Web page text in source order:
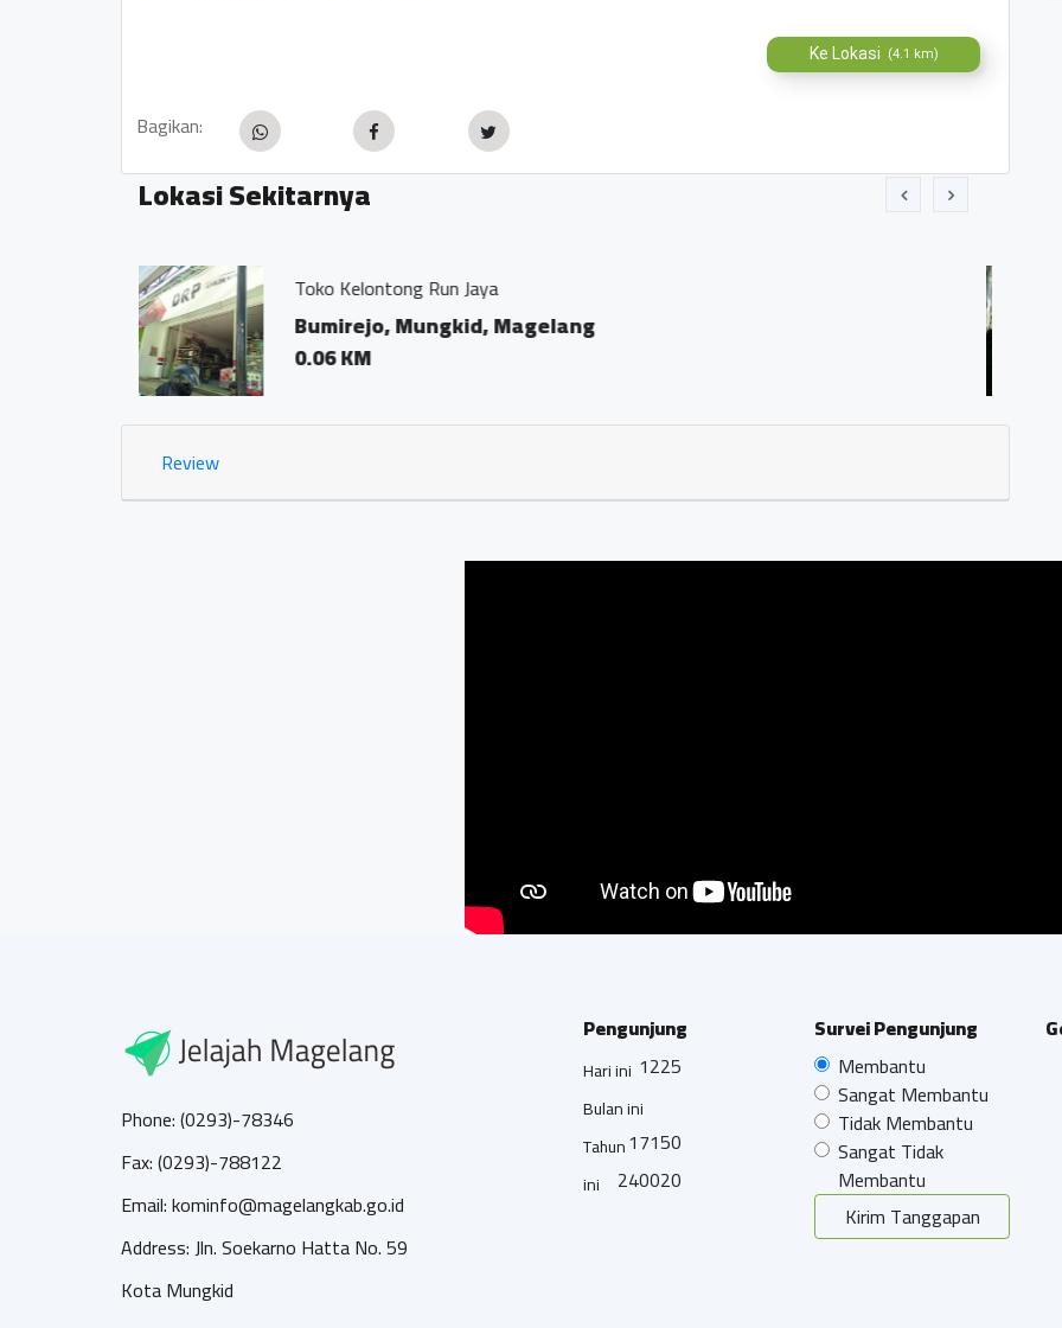
Ke Lokasi (4.1 km)
Bagikan:
Lokasi Sekitarnya
Kantor Notaris dan PPAT "Georgius Ivo Marius, SH"
Bumirejo, Mungkid, Magelang
Review
Phone: (0293)-78346
Fax: (0293)-788122
Email: kominfo@magelangkab.go.id
Address: Jln. Soekarno Hatta No. 59
Kota Mungkid
Pengunjung
Hari ini 1225
Bulan ini
17150
Tahun
ini
240020
Survei Pengunjung
Membantu
Sangat Membantu
Tidak Membantu
Sangat Tidak
Membantu
Kirim Tanggapan